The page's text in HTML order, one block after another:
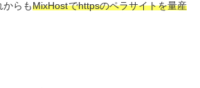
からもMixHostでhttpsのペラサイトを量産